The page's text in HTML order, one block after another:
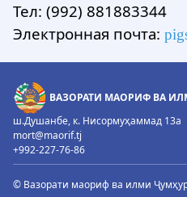
Тел: (992) 881883344
Электронная почта:
ВАЗОРАТИ МАОРИФ ВА
ш.Душанбе, к. Нисормуҳаммад 13а
mort@maorif.tj
+992-227-76-86
© Вазорати маориф ва илми